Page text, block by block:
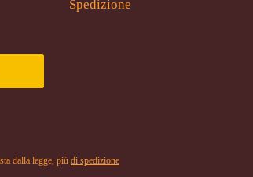
Spedizione
dalla legge, più di spedizione